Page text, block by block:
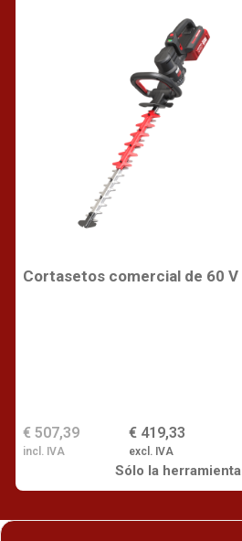
Cortasetos comercial de 60 V
€ 419,33
excl. IVA
€ 507,39
incl. IVA
Sólo la herramienta